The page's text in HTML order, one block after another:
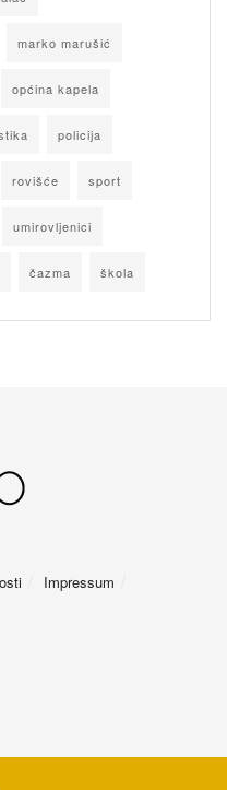
marko marušić
općina kapela
policija
rovišće sport
umirovljenici
čazma škola
Impressum